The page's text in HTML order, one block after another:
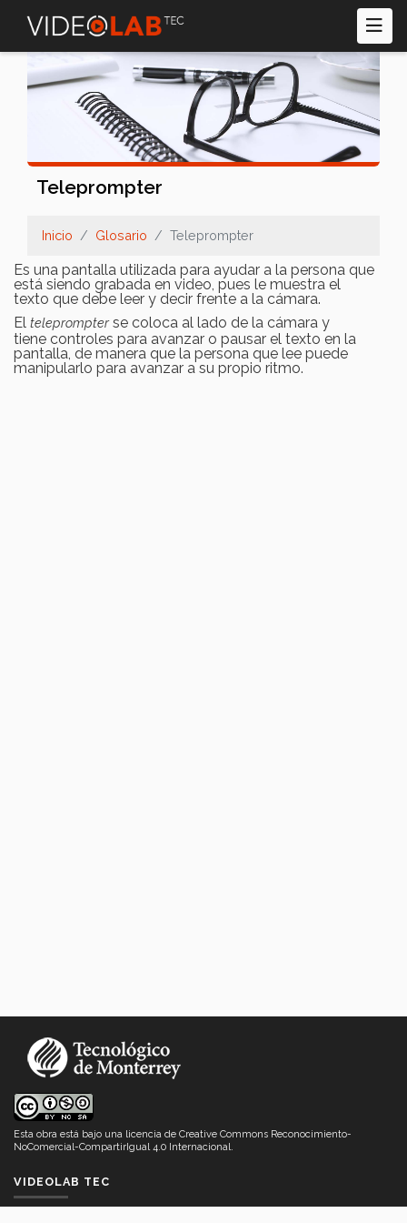
contenido
principal
Teleprompter
Inicio Glosario Teleprompter
Es una pantalla utilizada para ayudar a la persona que
está siendo grabada en video, pues le muestra el
texto que debe leer y decir frente a la cámara.
El teleprompterse coloca al lado de la cámara y
tiene controles para avanzar o pausar el texto en la
pantalla, de manera que la persona que lee puede
manipularlo para avanzar a su propio ritmo.
Esta obra está bajo una licencia de Creative Commons Reconocimiento-
NoComercial-CompartirIgual 4.0 Internacional.
VIDEOLAB TEC